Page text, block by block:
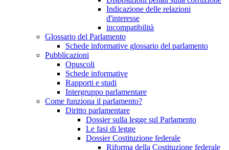
Indicazione delle relazioni
d'interesse
incompatibilità
Glossario del Parlamento
Schede informative glossario del parlamento
Pubblicazioni
Opuscoli
Schede informative
Rapporti e studi
Intergruppo parlamentare
Come funziona il parlamento?
Diritto parlamentare
Dossier sulla legge sul Parlamento
Le fasi di legge
Dossier Costituzione federale
Riforma della Costituzione federale